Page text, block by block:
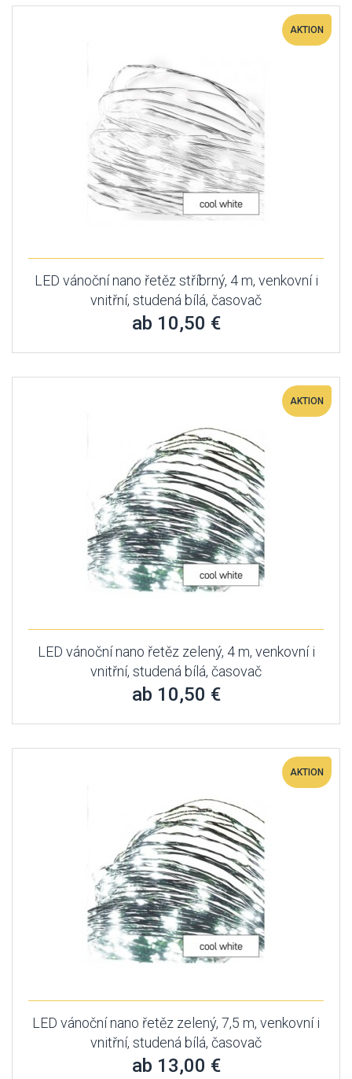
AKTION
LED vánoční nano řetěz stříbrný, 4 m, venkovní i
vnitřní, studená bílá, časovač
ab 10,50 €
AKTION
LED vánoční nano řetěz zelený, 4 m, venkovní i
vnitřní, studená bílá, časovač
ab 10,50 €
AKTION
LED vánoční nano řetěz zelený, 7,5 m, venkovní i
vnitřní, studená bílá, časovač
ab 13,00 €